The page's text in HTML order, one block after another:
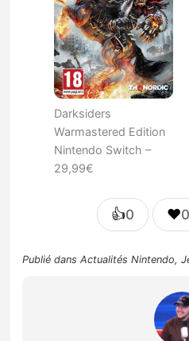
Darksiders
Warmastered Edition
Nintendo Switch –
29,99€
👍0 ❤️0
Publié dansActualités Nintendo,